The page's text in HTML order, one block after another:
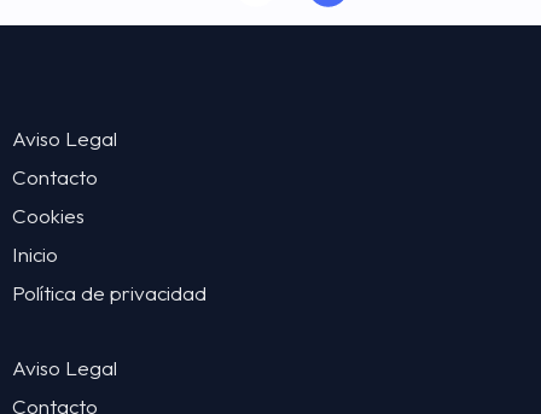
Aviso Legal
Contacto
Cookies
Inicio
Política de privacidad
Aviso Legal
Contacto